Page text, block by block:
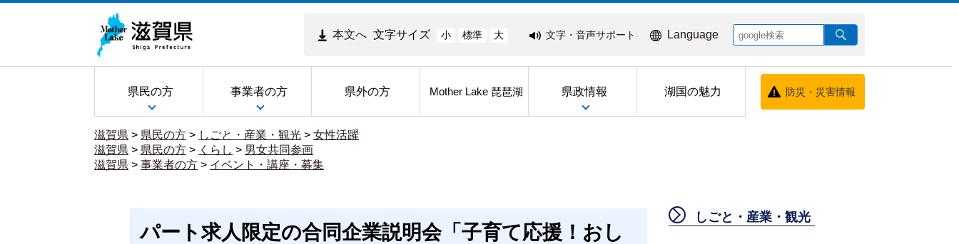
本文へ 文字サイズ 小 標準 大 文字・音声サポート Language
県民の方 事業者の方 県外の方 Mother Lake 琵琶湖 県政情報 湖国の魅力 防災・災害情報
滋賀県 > 県民の方 > しごと・産業・観光 > 女性活躍
滋賀県 > 県民の方 > くらし > 男女共同参画
滋賀県 > 事業者の方 > イベント・講座・募集
パート求人限定の合同企業説明会「子育て応援！おし
しごと・産業・観光